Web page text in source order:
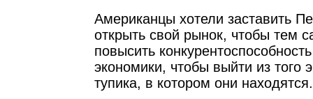
Американцы хотели заставить
открыть свой рынок, чтобы тем
повысить
экономики, чтобы выйти из того
тупика, в котором они находятся.